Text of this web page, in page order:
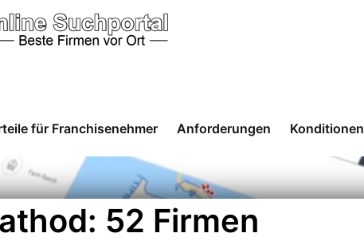
für Franchisenehmer Anforderungen Konditionen
52 Firmen